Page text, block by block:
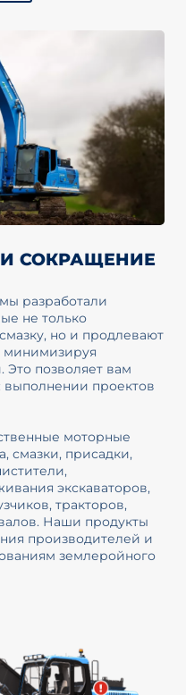
СОКРАЩЕНИЕ
разработали
не только
но и продлевают
минимизируя
Это позволяет вам
выполнении проектов
моторные
смазки, присадки,
экскаваторов,
тракторов,
Наши продукты
производителей и
землеройного